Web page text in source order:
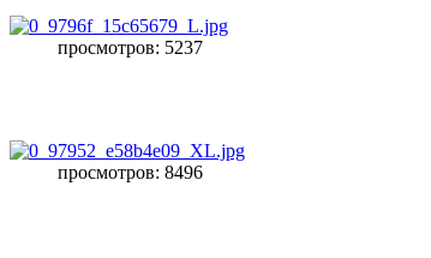
просмотров: 5237
просмотров: 8496